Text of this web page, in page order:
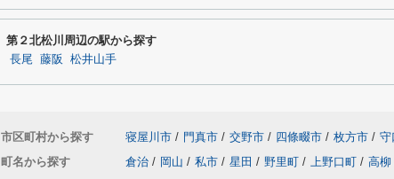
第２北松川周辺の駅から探す
長尾 藤阪 松井山手
市区町村から探す 寝屋川市 / 門真市 / 交野市 / 四條畷市 / 枚方市 / 守
町名から探す
倉治 / 岡山 / 私市 / 星田 / 野里町 / 上野口町 / 高柳